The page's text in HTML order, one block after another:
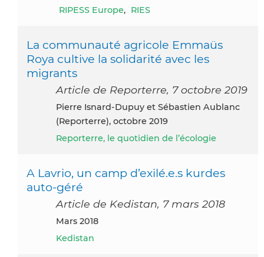
RIPESS Europe, RIES
La communauté agricole Emmaüs
Roya cultive la solidarité avec les
migrants
Article de Reporterre, 7 octobre 2019
Pierre Isnard-Dupuy et Sébastien Aublanc
(Reporterre), octobre 2019
Reporterre, le quotidien de l’écologie
A Lavrio, un camp d’exilé.e.s kurdes
auto-géré
Article de Kedistan, 7 mars 2018
mars 2018
Kedistan